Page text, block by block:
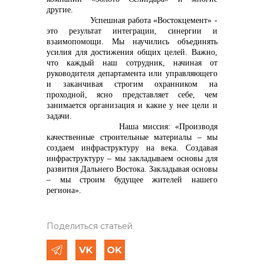
другие.
Успешная работа «Востокцемент» -
это результат интеграции, синергии и
взаимопомощи. Мы научились объединять
усилия для достижения общих целей. Важно,
что каждый наш сотрудник, начиная от
руководителя департамента или управляющего
и заканчивая строгим охранником на
проходной, ясно представляет себе, чем
занимается организация и какие у нее цели и
задачи.
Наша миссия: «Производя
качественные строительные материалы – мы
создаем инфраструктуру на века. Создавая
инфраструктуру – мы закладываем основы для
развития Дальнего Востока. Закладывая основы
– мы строим будущее жителей нашего
региона».
Поделиться статьей